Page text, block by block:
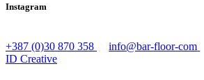
Instagram
+387 (0)30 870 358 info@bar-floor-com
ID Creative